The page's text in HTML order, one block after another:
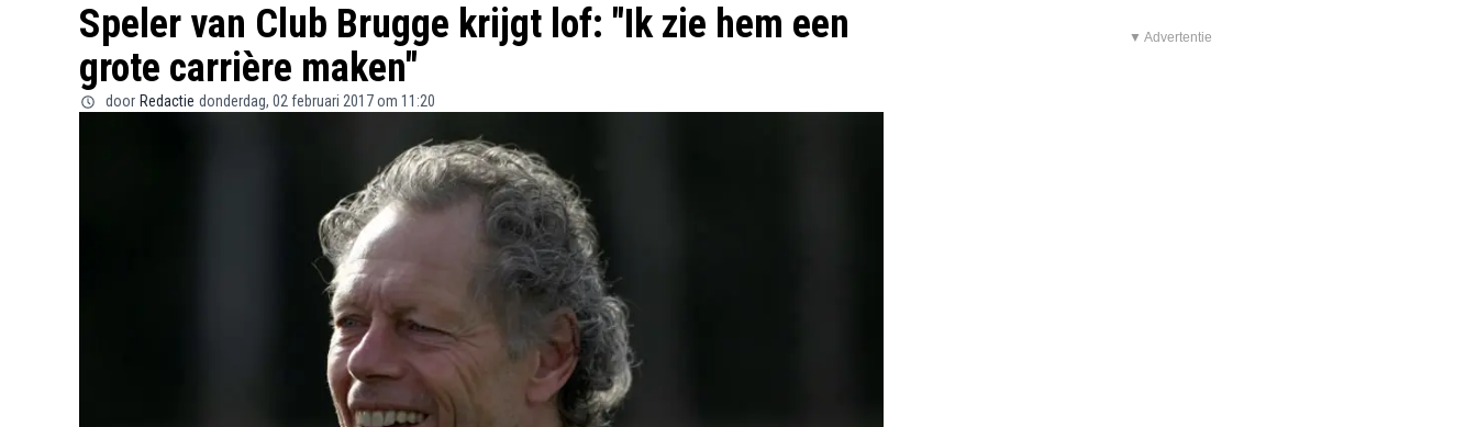
Speler van Club Brugge krijgt lof: "Ik zie hem een
grote carrière maken"
door Redactie donderdag, 02 februari 2017 om 11:20
▼ Advertentie